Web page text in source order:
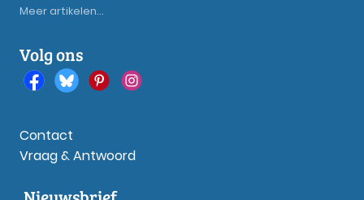
Meer artikelen...
Volg ons
Contact
Vraag & Antwoord